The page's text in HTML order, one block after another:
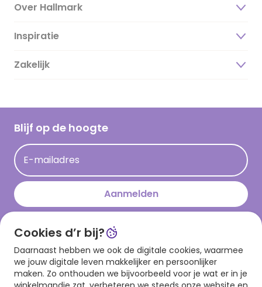
Over Hallmark
Over ons
Duurzaamheid
Hallmark Kaartclub
Acties
Persberichten
Hallmark en Kinderpostzegels
Inspiratie
Magazine
Cadeau inspiratie
Kaartinspiratie
Zakelijk
Blijf op de hoogte
E-mailadres
Aanmelden
Download onze app
Cookies d’r bij?
Daarnaast hebben we ook de digitale cookies, waarmee
we jouw digitale leven makkelijker en persoonlijker
maken. Zo onthouden we bijvoorbeeld voor je wat er in je